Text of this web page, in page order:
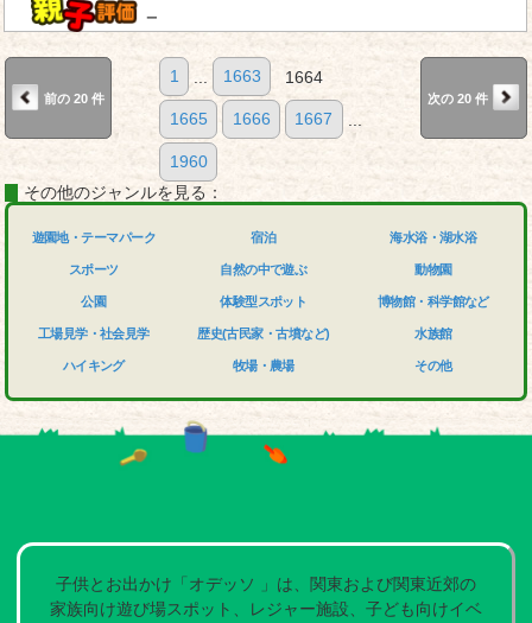
－
前の 20 件
1 1663 1664
1665 1666 1667
1960
次の 20 件
その他のジャンルを見る：
遊園地・テーマパーク
スポーツ
公園
工場見学・社会見学
ハイキング
宿泊
自然の中で遊ぶ
体験型スポット
歴史(古民家・古墳など)
牧場・農場
海水浴・湖水浴
動物園
博物館・科学館など
水族館
その他
子供とお出かけ「オデッソ 」は、関東および関東近郊の
家族向け遊び場スポット、レジャー施設、子ども向けイベ